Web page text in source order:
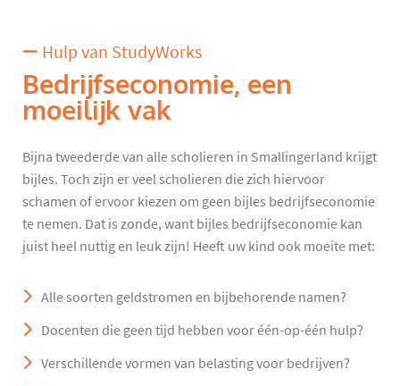
Hulp van StudyWorks
Bedrijfseconomie, een
moeilijk vak
Bijna tweederde van alle scholieren in Smallingerland krijgt
bijles. Toch zijn er veel scholieren die zich hiervoor
schamen of ervoor kiezen om geen bijles bedrijfseconomie
te nemen. Dat is zonde, want bijles bedrijfseconomie kan
juist heel nuttig en leuk zijn! Heeft uw kind ook moeite met:
Alle soorten geldstromen en bijbehorende namen?
Docenten die geen tijd hebben voor één-op-één hulp?
Verschillende vormen van belasting voor bedrijven?